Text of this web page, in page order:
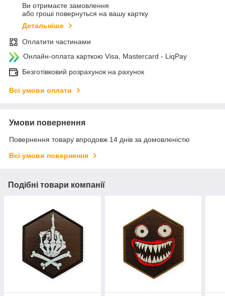
Ви отримаєте замовлення
або гроші повернуться на вашу картку
Детальніше
Оплатити частинами
Онлайн-оплата карткою Visa, Mastercard - LiqPay
Безготівковий розрахунок на рахунок
Всі умови оплати
Умови повернення
Повернення товару впродовж 14 днів за домовленістю
Всі умови повернення
Подібні товари компанії